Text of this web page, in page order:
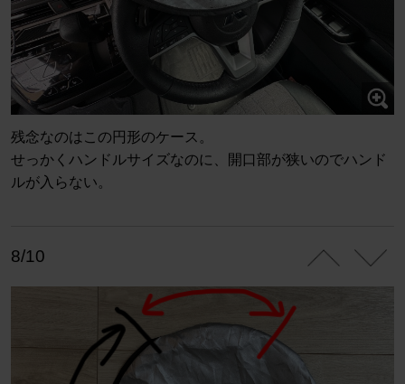
残念なのはこの円形のケース。
せっかくハンドルサイズなのに、開口部が狭いのでハンド
ルが入らない。
8/10